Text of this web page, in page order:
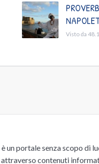
Visto da
portale senza scopo di
contenuti